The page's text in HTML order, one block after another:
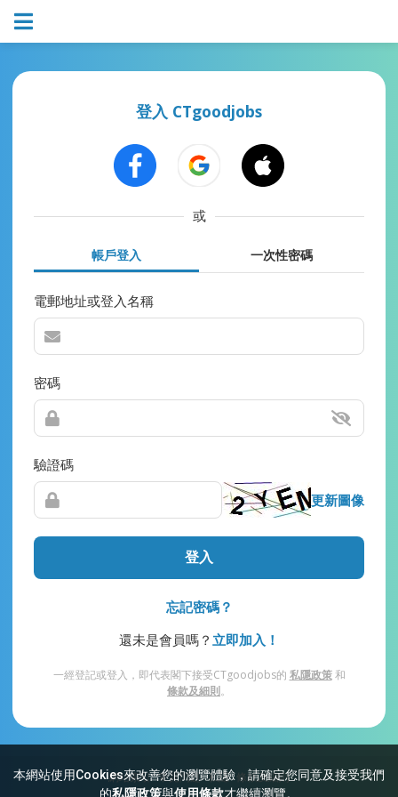
本網站使用Cookies來改善您的瀏覽體驗，請確定您同意及接受我們
的私隱政策與使用條款才繼續瀏覽。
登入 CTgoodjobs
或
帳戶登入 一次性密碼
電郵地址或登入名稱
密碼
驗證碼
更新圖像
登入
忘記密碼？
還未是會員嗎？ 立即加入！
一經登記或登入，即代表閣下接受CTgoodjobs的 私隱政策和
條款及細則。
網站索引 常見問題 私隱 條款及細則